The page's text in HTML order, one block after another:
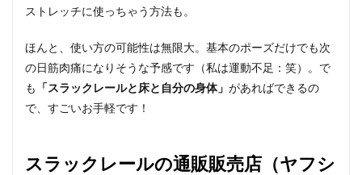
ストレッチに使っちゃう方法も。
ほんと、使い方の可能性は無限大。基本のポーズだけでも次
の日筋肉痛になりそうな予感です（私は運動不足：笑）。で
も 「スラックレールと床と自分の身体」 があればできるの
で、すごいお手軽です！
スラックレールの通販販売店（ヤフシ